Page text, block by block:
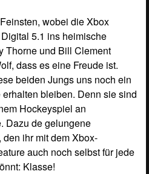
wobei die Xbox
5.1 ins heimische
Thorne und Bill Clement
dass es eine Freude ist.
beiden Jungs uns noch ein
bleiben. Denn sie sind
Hockeyspiel an
Dazu de gelungene
ihr mit dem Xbox-
auch noch selbst für jede
Klasse!